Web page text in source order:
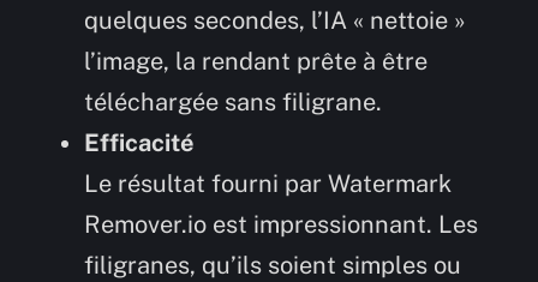
quelques secondes, l’IA « nettoie »
l’image, la rendant prête à être
téléchargée sans filigrane.
Efficacité
Le résultat fourni par Watermark
Remover.io est impressionnant. Les
filigranes, qu’ils soient simples ou